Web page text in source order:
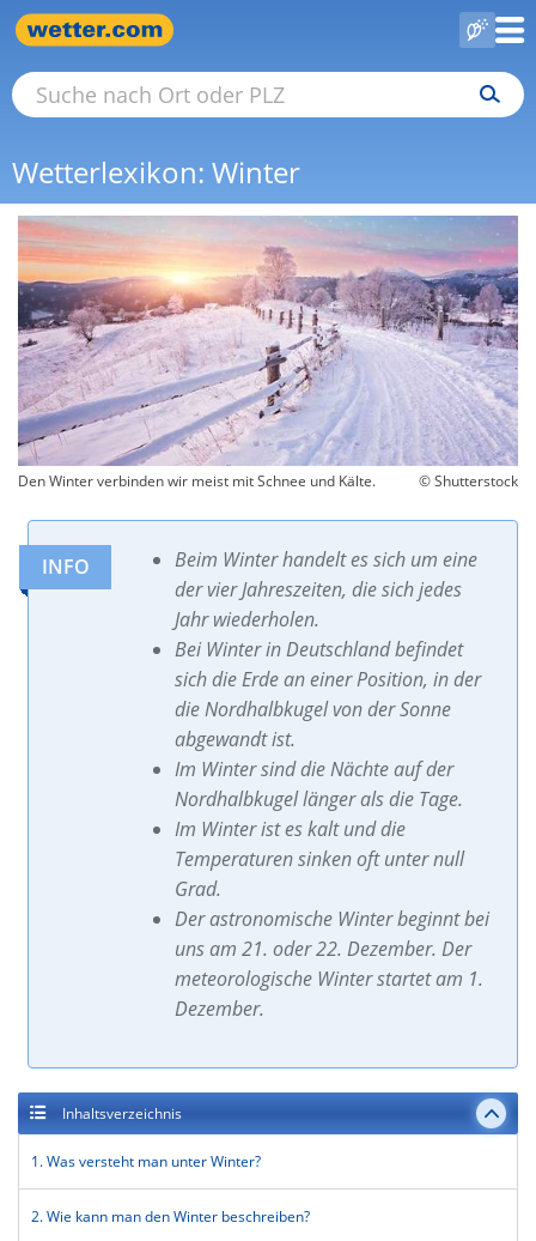
Wetterlexikon: Winter
© Shutterstock
Den Winter verbinden wir meist mit Schnee und Kälte.
INFO
INFO
Beim Winter handelt es sich um eine
der vier Jahreszeiten, die sich jedes
Jahr wiederholen.
Bei Winter in Deutschland befindet
sich die Erde an einer Position, in der
die Nordhalbkugel von der Sonne
abgewandt ist.
Im Winter sind die Nächte auf der
Nordhalbkugel länger als die Tage.
Im Winter ist es kalt und die
Temperaturen sinken oft unter null
Grad.
Der astronomische Winter beginnt bei
uns am 21. oder 22. Dezember. Der
meteorologische Winter startet am 1.
Dezember.
Inhaltsverzeichnis
1. Was versteht man unter Winter?
2. Wie kann man den Winter beschreiben?